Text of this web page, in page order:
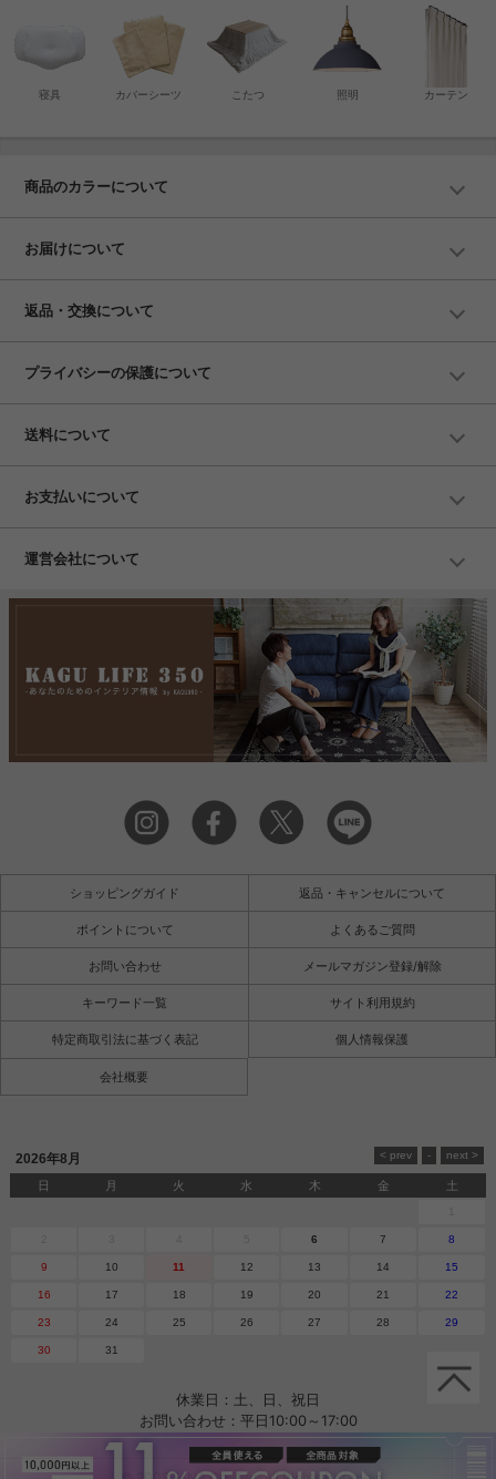
寝具 カバーシーツ こたつ カーテン
照明
商品のカラーについて
お届けについて
返品・交換について
プライバシーの保護について
送料について
お支払いについて
運営会社について
ショッピングガイド 返品・キャンセルについて
ポイントについて よくあるご質問
お問い合わせ メールマガジン登録/解除
キーワード一覧 サイト利用規約
特定商取引法に基づく表記 個人情報保護
会社概要
2026年8月
日 月 火 水 木 金 土
6 7 8
9 10 11 12 13 14 15
16 17 18 19 20 21 22
23 24 25 26 27 28 29
30 31
休業日：土、日、祝日
お問い合わせ：平日10:00～17:00